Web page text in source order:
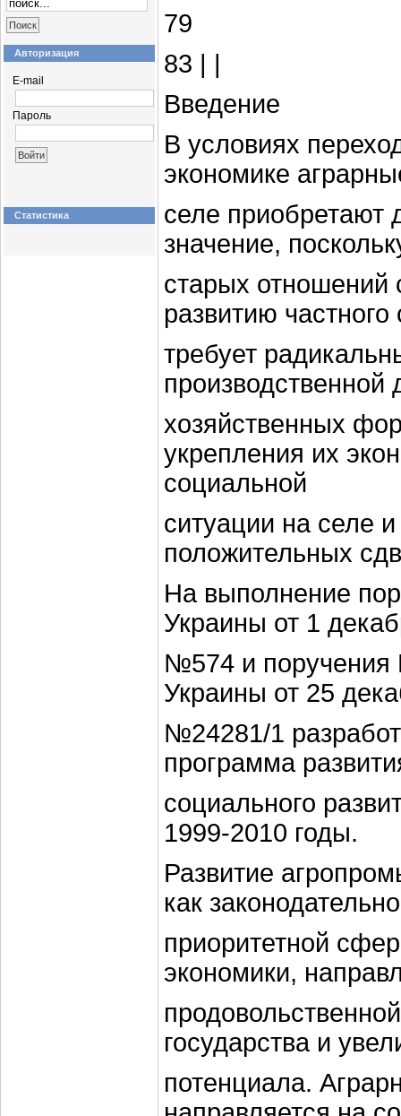
Авторизация
E-mail
Пароль
Статистика
79
83 | |
Введение
В условиях
экономике
селе приобретают
значение,
старых отношений
развитию частного
требует
производственной
хозяйственных
укрепления их
социальной
ситуации на селе и
положительных
На выполнение
Украины от 1
№574 и поручения
Украины от 25
№24281/1
программа
социального
1999-2010 годы.
Развитие
как
приоритетной
экономики,
государства и
потенциала.